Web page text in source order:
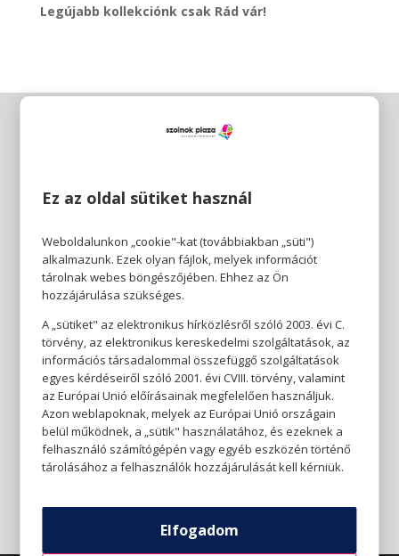
Legújabb kollekciónk csak Rád vár!
Ez az oldal sütiket használ
Weboldalunkon „cookie"-kat (továbbiakban „süti")
alkalmazunk. Ezek olyan fájlok, melyek információt
tárolnak webes böngészőjében. Ehhez az Ön
hozzájárulása szükséges.
A „sütiket" az elektronikus hírközlésről szóló 2003. évi C.
törvény, az elektronikus kereskedelmi szolgáltatások, az
információs társadalommal összefüggő szolgáltatások
egyes kérdéseiről szóló 2001. évi CVIII. törvény, valamint
az Európai Unió előírásainak megfelelően használjuk.
Azon weblapoknak, melyek az Európai Unió országain
belül működnek, a „sütik" használatához, és ezeknek a
felhasználó számítógépén vagy egyéb eszközén történő
tárolásához a felhasználók hozzájárulását kell kérniük.
Elfogadom